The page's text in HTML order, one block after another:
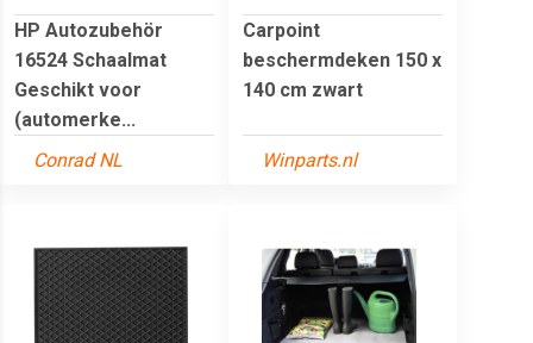
HP Autozubehör
16524 Schaalmat
Geschikt voor
(automerke...
Conrad NL
Carpoint
beschermdeken 150 x
140 cm zwart
Winparts.nl